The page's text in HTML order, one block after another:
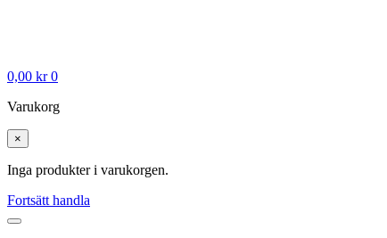
0,00 kr 0
Varukorg
×
Inga produkter i varukorgen.
Fortsätt handla